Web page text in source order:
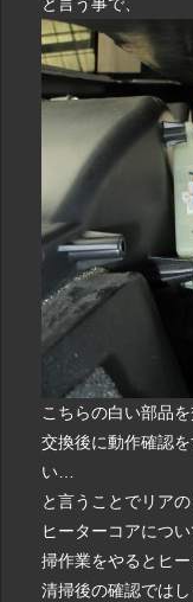
こちらの白い部品を
交換後に動作確認
い…
と言うことでリア
ヒーターコアにつ
掃作業をやるとヒ
清掃後の確認では